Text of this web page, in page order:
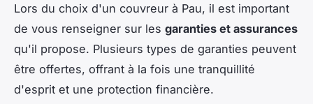
Lors du choix d'un couvreur à Pau, il est important
de vous renseigner sur les garanties et assurances
qu'il propose. Plusieurs types de garanties peuvent
être offertes, offrant à la fois une tranquillité
d'esprit et une protection financière.